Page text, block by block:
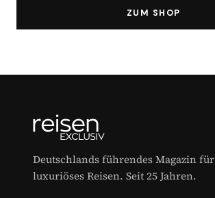
ZUM SHOP
Deutschlands führendes Magazin für
luxuriöses Reisen. Seit 25 Jahren.